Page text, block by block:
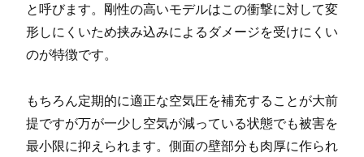
と呼びます。剛性の高いモデルはこの衝撃に対して変
形しにくいため挟み込みによるダメージを受けにくい
のが特徴です。
もちろん定期的に適正な空気圧を補充することが大前
提ですが万が一少し空気が減っている状態でも被害を
最小限に抑えられます。側面の壁部分も肉厚に作られ